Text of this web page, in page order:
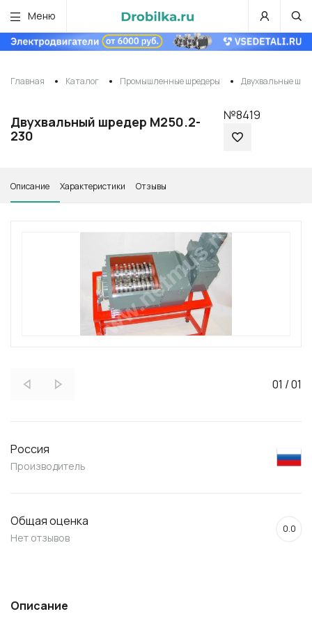
Меню
Главная Каталог Промышленные шредеры Двухвальные
Двухвальный шредер M250.2-
230
№8419
Описание Характеристики Отзывы
Россия
Производитель
Общая оценка
Нет отзывов
0.0
01 /01
Описание